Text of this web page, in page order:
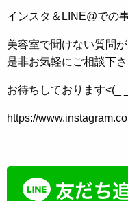
インスタ＆LINE@での
美容室で聞けない質問
是非お気軽にご相談下さ
お待ちしております<(_
https://